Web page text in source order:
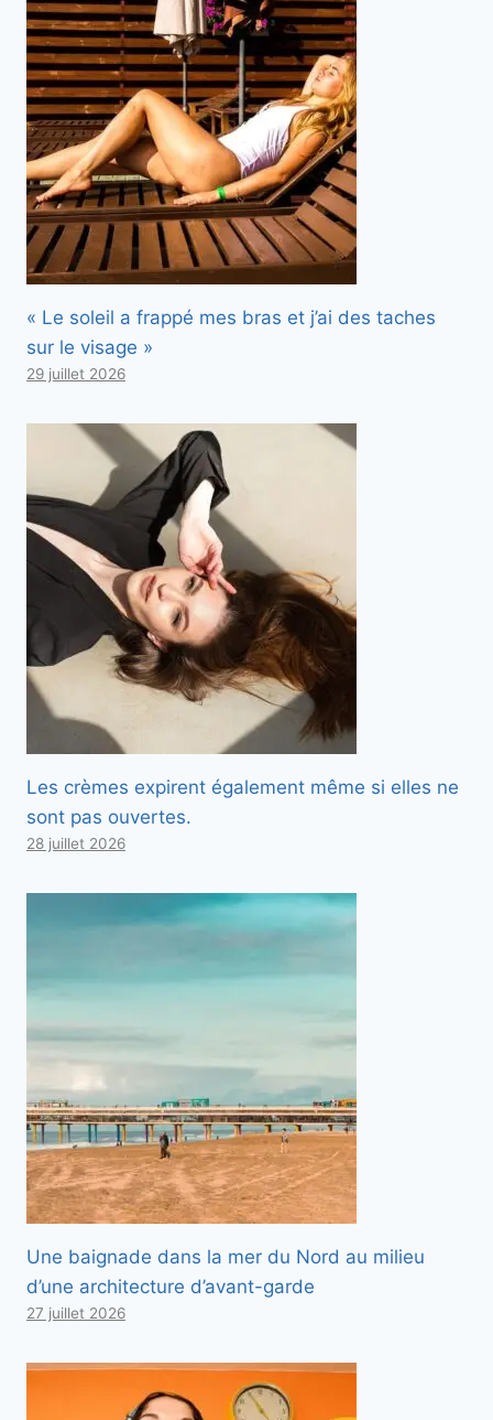
« Le soleil a frappé mes bras et j’ai des taches
sur le visage »
29 juillet 2026
Les crèmes expirent également même si elles ne
sont pas ouvertes.
28 juillet 2026
Une baignade dans la mer du Nord au milieu
d’une architecture d’avant-garde
27 juillet 2026